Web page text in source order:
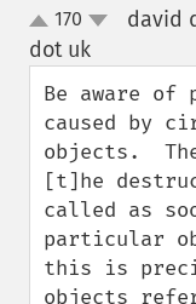
up170
david
dot uk
Be aware of
caused by
objects.
[t]he
called as
particular
this is
objects